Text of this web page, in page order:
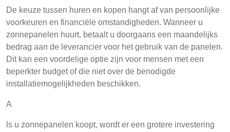
De keuze tussen huren en kopen hangt af van persoonlijke
voorkeuren en financiële omstandigheden. Wanneer u
zonnepanelen huurt, betaalt u doorgaans een maandelijks
bedrag aan de leverancier voor het gebruik van de panelen.
Dit kan een voordelige optie zijn voor mensen met een
beperkter budget of die niet over de benodigde
installatiemogelijkheden beschikken.
A
ls u zonnepanelen koopt, wordt er een grotere investering